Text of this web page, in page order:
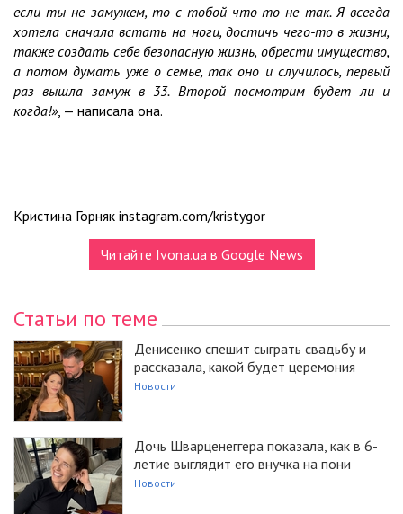
если ты не замужем, то с тобой что-то не так. Я всегда
хотела сначала встать на ноги, достичь чего-то в жизни,
также создать себе безопасную жизнь, обрести имущество,
а потом думать уже о семье, так оно и случилось, первый
раз вышла замуж в 33. Второй посмотрим будет ли и
когда!», — написала она.
Кристина Горняк instagram.com/kristygor
Читайте Ivona.ua в Google News
Статьи по теме
Денисенко спешит сыграть свадьбу и
рассказала, какой будет церемония
Новости
Дочь Шварценеггера показала, как в 6-
летие выглядит его внучка на пони
Новости